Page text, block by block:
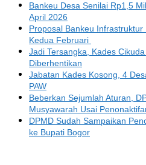
Bankeu Desa Senilai Rp1,5
April 2026
Proposal Bankeu
Kedua Februari
Jadi Tersangka, Kades
Diberhentikan
Jabatan Kades Kosong, 4
PAW
Beberkan Sejumlah Aturan,
Musyawarah Usai
DPMD Sudah Sampaikan
ke Bupati Bogor